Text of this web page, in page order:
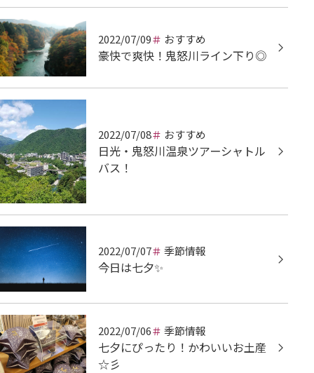
2022/07/09 おすすめ
豪快で爽快！鬼怒川ライン下り◎
2022/07/08 おすすめ
日光・鬼怒川温泉ツアーシャトル
バス！
2022/07/07 季節情報
今日は七夕✨
2022/07/06 季節情報
七夕にぴったり！かわいいお土産
☆彡